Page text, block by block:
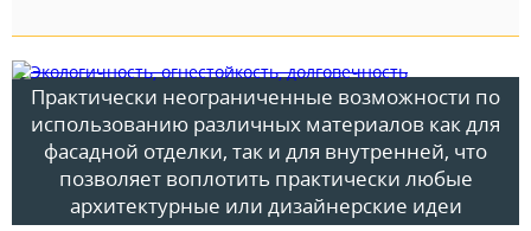
Практически неограниченные возможности по
использованию различных материалов как для
фасадной отделки, так и для внутренней, что
позволяет воплотить практически любые
архитектурные или дизайнерские идеи